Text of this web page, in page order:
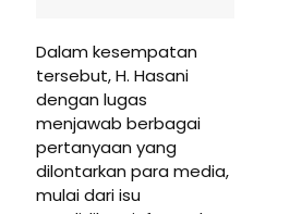
Dalam kesempatan
tersebut, H. Hasani
dengan lugas
menjawab berbagai
pertanyaan yang
dilontarkan para media,
mulai dari isu